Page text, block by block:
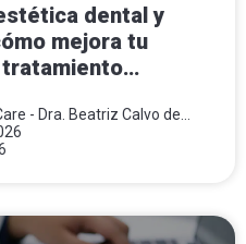
dental y
mejora tu
- Dra. Beatriz Calvo de